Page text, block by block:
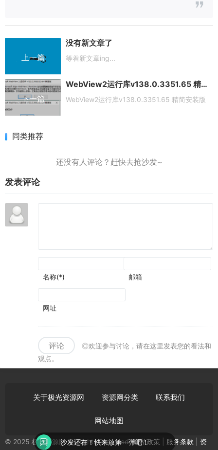
上一篇
没有新文章了
等着新文章ing...
下一篇
WebView2运行库v138.0.3351.65 精简安装版
WebView2运行库v138.0.3351.65 精简安装版
同类推荐
发表评论
名称(*) 邮箱
网址
评论
◎欢迎参与讨论，请在这里发表您的看法和
观点。
关于极光资源网 资源网分类 联系我们
网站地图
© 2025 极光资源网 All Rights Reserved.隐私政策 服务条款 资
沙发还在！快来放第一弹吧！